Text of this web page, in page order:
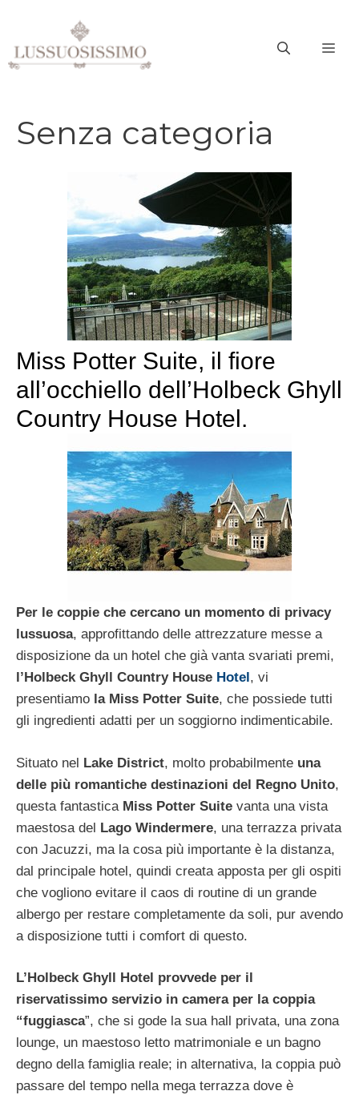
contenuto
Senza categoria
Miss Potter Suite, il fiore
all’occhiello dell’Holbeck Ghyll
Country House Hotel.
Per le coppie che cercano un momento di privacy
lussuosa, approfittando delle attrezzature messe a
disposizione da un hotel che già vanta svariati premi,
l’Holbeck Ghyll Country House Hotel , vi
presentiamo la Miss Potter Suite, che possiede tutti
gli ingredienti adatti per un soggiorno indimenticabile.
Situato nel Lake District, molto probabilmente una
delle più romantiche destinazioni del Regno Unito,
questa fantastica Miss Potter Suite vanta una vista
maestosa del Lago Windermere, una terrazza privata
con Jacuzzi, ma la cosa più importante è la distanza,
dal principale hotel, quindi creata apposta per gli ospiti
che vogliono evitare il caos di routine di un grande
albergo per restare completamente da soli, pur avendo
a disposizione tutti i comfort di questo.
L’Holbeck Ghyll Hotel provvede per il
riservatissimo servizio in camera per la coppia
“fuggiasca”, che si gode la sua hall privata, una zona
lounge, un maestoso letto matrimoniale e un bagno
degno della famiglia reale; in alternativa, la coppia può
passare del tempo nella mega terrazza dove è